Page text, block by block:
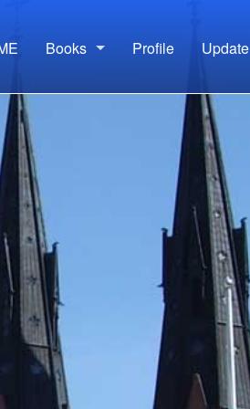
Books Profile Update